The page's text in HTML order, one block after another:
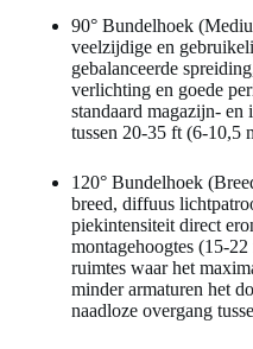
90° Bundelhoek
veelzijdige en
gebalanceerde
verlichting en goede
standaard magazijn- en
tussen 20-35 ft (6-10,5
120° Bundelhoek
breed, diffuus
piekintensiteit direct
montagehoogtes (15-
ruimtes waar het
minder armaturen het
naadloze overgang